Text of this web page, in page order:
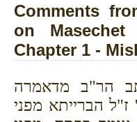
Comments
on
Chapter 1 -
הר"ב מדאמרה
ז"ל הברייתא מפני